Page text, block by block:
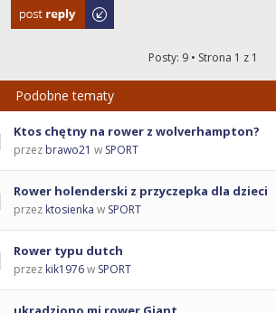
Odpowiedz
Posty: 9 • Strona 1 z 1
Podobne tematy
Ktos chętny na rower z wolverhampton?
przez brawo21 w SPORT
Rower holenderski z przyczepka dla dzieci
przez ktosienka w SPORT
Rower typu dutch
przez kik1976w SPORT